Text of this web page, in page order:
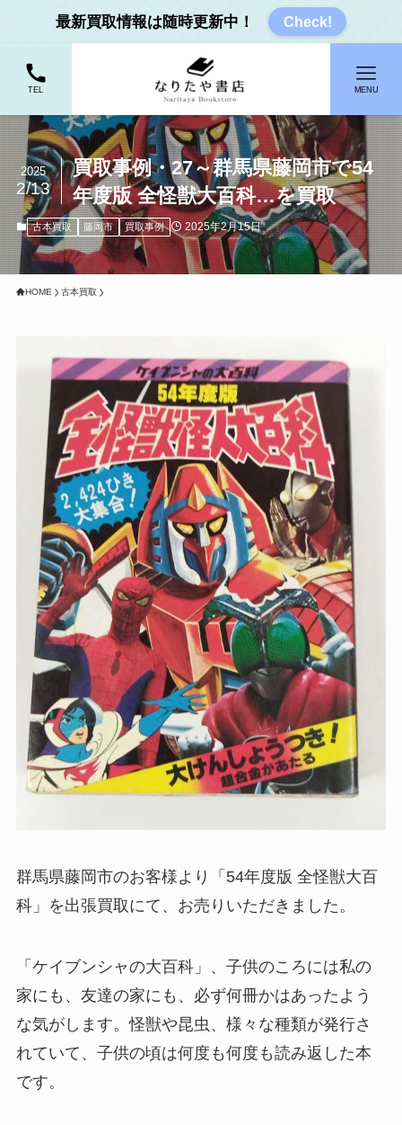
最新買取情報は随時更新中！ Check!
TEL MENU
買取事例・27～群馬県藤岡市で54
年度版 全怪獣大百科…を買取
2025
2/13
古本買取 藤岡市 買取事例 2025年2月15日
HOME 古本買取
群馬県藤岡市のお客様より「54年度版 全怪獣大百
科」を出張買取にて、お売りいただきました。
「ケイブンシャの大百科」、子供のころには私の
家にも、友達の家にも、必ず何冊かはあったよう
な気がします。怪獣や昆虫、様々な種類が発行さ
れていて、子供の頃は何度も何度も読み返した本
です。